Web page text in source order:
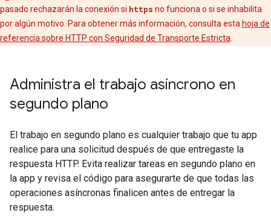
pasado rechazarán la conexión si https no funciona o si se inhabilita
por algún motivo. Para obtener más información, consulta esta hoja de
referencia sobre HTTP con Seguridad de Transporte Estricta
Administra el trabajo asíncrono en
segundo plano
El trabajo en segundo plano es cualquier trabajo que tu app
realice para una solicitud después de que entregaste la
respuesta HTTP. Evita realizar tareas en segundo plano en
la app y revisa el código para asegurarte de que todas las
operaciones asíncronas finalicen antes de entregar la
respuesta.